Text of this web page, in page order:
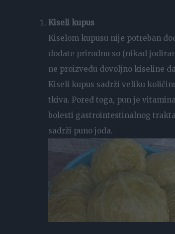
Kiseli kupus
Kiselom kupusu nije potreban
dodate prirodnu so (nikad
ne proizvedu dovoljno kiseline
Kiseli kupus sadrži veliku
tkiva. Pored toga, pun je
bolesti gastrointestinalnog
sadrži puno joda.